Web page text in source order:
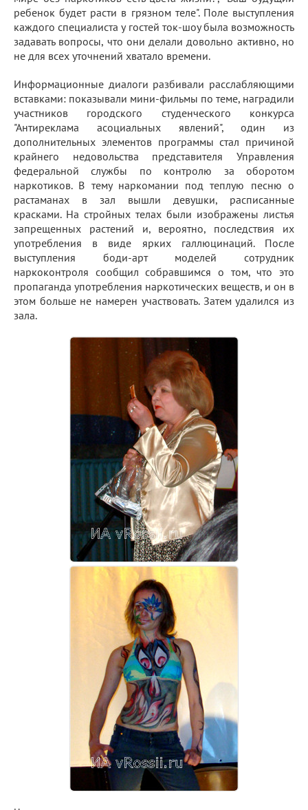
ребенок будет расти в грязном теле". Поле выступления
каждого специалиста у гостей ток-шоу была возможность
задавать вопросы, что они делали довольно активно, но
не для всех уточнений хватало времени.
Информационные диалоги разбивали расслабляющими
вставками: показывали мини-фильмы по теме, наградили
участников городского студенческого конкурса
"Антиреклама асоциальных явлений", один из
дополнительных элементов программы стал причиной
крайнего недовольства представителя Управления
федеральной службы по контролю за оборотом
наркотиков. В тему наркомании под теплую песню о
растаманах в зал вышли девушки, расписанные
красками. На стройных телах были изображены листья
запрещенных растений и, вероятно, последствия их
употребления в виде ярких галлюцинаций. После
выступления боди-арт моделей сотрудник
наркоконтроля сообщил собравшимся о том, что это
пропаганда употребления наркотических веществ, и он в
этом больше не намерен участвовать. Затем удалился из
зала.